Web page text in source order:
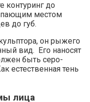
контуринг до
местом
до губ.
он рыжего
вид. Его наносят
быть серо-
естественная тень
лица